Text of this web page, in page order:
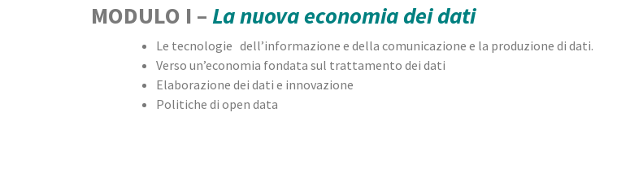
MODULO I –La nuova economia dei dati
Le tecnologie dell’informazione e della comunicazione e la produzione di dati.
Verso un’economia fondata sul trattamento dei dati
Elaborazione dei dati e innovazione
Politiche di open data